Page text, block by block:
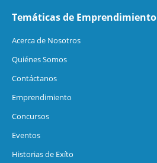
Temáticas de Emprendimiento
Acerca de Nosotros
Quiénes Somos
Contáctanos
Emprendimiento
Concursos
Eventos
Historias de Exíto